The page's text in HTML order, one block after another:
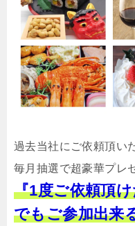
過去当社にご依頼頂い
毎月抽選で超豪華プレ
『1度ご依頼頂
でもご参加出来